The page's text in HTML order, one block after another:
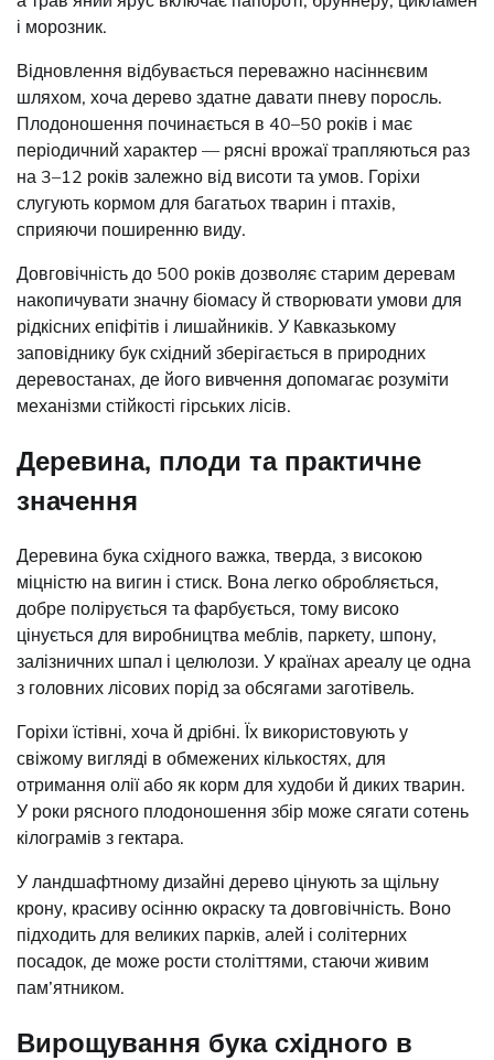
і морозник.
Відновлення відбувається переважно насіннєвим
шляхом, хоча дерево здатне давати пневу поросль.
Плодоношення починається в 40–50 років і має
періодичний характер — рясні врожаї трапляються раз
на 3–12 років залежно від висоти та умов. Горіхи
слугують кормом для багатьох тварин і птахів,
сприяючи поширенню виду.
Довговічність до 500 років дозволяє старим деревам
накопичувати значну біомасу й створювати умови для
рідкісних епіфітів і лишайників. У Кавказькому
заповіднику бук східний зберігається в природних
деревостанах, де його вивчення допомагає розуміти
механізми стійкості гірських лісів.
Деревина, плоди та практичне
значення
Деревина бука східного важка, тверда, з високою
міцністю на вигин і стиск. Вона легко обробляється,
добре полірується та фарбується, тому високо
цінується для виробництва меблів, паркету, шпону,
залізничних шпал і целюлози. У країнах ареалу це одна
з головних лісових порід за обсягами заготівель.
Горіхи їстівні, хоча й дрібні. Їх використовують у
свіжому вигляді в обмежених кількостях, для
отримання олії або як корм для худоби й диких тварин.
У роки рясного плодоношення збір може сягати сотень
кілограмів з гектара.
У ландшафтному дизайні дерево цінують за щільну
крону, красиву осінню окраску та довговічність. Воно
підходить для великих парків, алей і солітерних
посадок, де може рости століттями, стаючи живим
пам’ятником.
Вирощування бука східного в